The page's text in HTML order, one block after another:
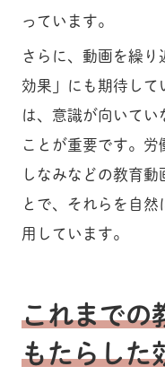
っています。
さらに、動画を繰
効果」にも期待して
は、意識が向いてい
ことが重要です。
しなみなどの教育
とで、それらを自
用しています。
これまでの
もたらした